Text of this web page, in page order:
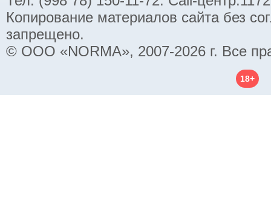
Копирование материалов сайта без
запрещено.
© ООО «NORMA», 2007-2026 г. Все
18+